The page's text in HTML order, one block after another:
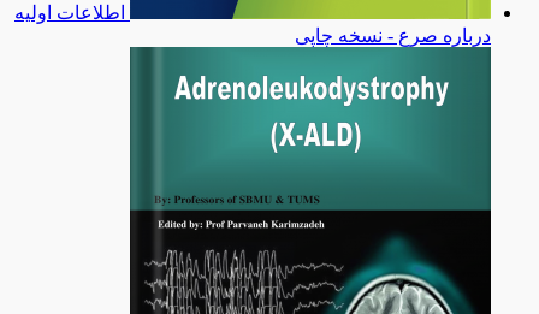
اطلاعات اولیه
درباره صرع - نسخه چاپی